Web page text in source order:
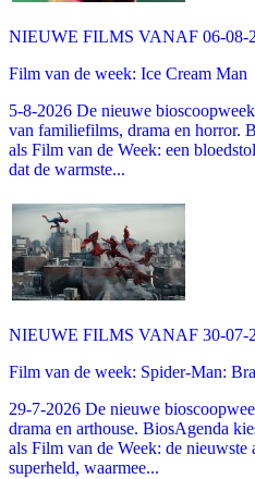
NIEUWE FILMS VANAF 06-08-
Film van de week: Ice Cream Man
5-8-2026 De nieuwe
van familiefilms, drama en horror.
als Film van de Week: een
dat de warmste...
NIEUWE FILMS VANAF 30-07-
Film van de week: Spider-Man:
29-7-2026 De nieuwe
drama en arthouse. BiosAgenda
als Film van de Week: de
superheld, waarmee...